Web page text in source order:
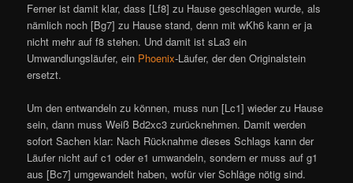
Ferner ist damit klar, dass [Lf8] zu Hause geschlagen wurde, als
nämlich noch [Bg7] zu Hause stand, denn mit wKh6 kann er ja
nicht mehr auf f8 stehen. Und damit ist sLa3 ein
Umwandlungsläufer, ein Phoenix-Läufer, der den Originalstein
ersetzt.
Um den entwandeln zu können, muss nun [Lc1] wieder zu Hause
sein, dann muss Weiß Bd2xc3 zurücknehmen. Damit werden
sofort Sachen klar: Nach Rücknahme dieses Schlags kann der
Läufer nicht auf c1 oder e1 umwandeln, sondern er muss auf g1
aus [Bc7] umgewandelt haben, wofür vier Schläge nötig sind.